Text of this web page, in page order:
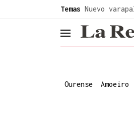
Temas Nuevo
header.menu.open
Ourense Amoeiro